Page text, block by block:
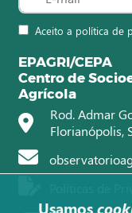
Aceito a política de
EPAGRI/CEPA
Centro de
Agrícola
Rod. Admar
Florianópolis,
Usamos